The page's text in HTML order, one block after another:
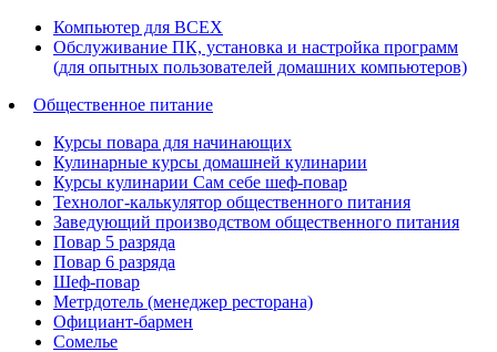
Компьютер для ВСЕХ
Обслуживание ПК, установка и настройка программ
(для опытных пользователей домашних компьютеров)
Общественное питание
Курсы повара для начинающих
Кулинарные курсы домашней кулинарии
Курсы кулинарии Сам себе шеф-повар
Технолог-калькулятор общественного питания
Заведующий производством общественного питания
Повар 5 разряда
Повар 6 разряда
Шеф-повар
Метрдотель (менеджер ресторана)
Официант-бармен
Сомелье